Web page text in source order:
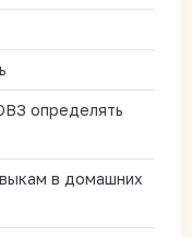
определять
в домашних